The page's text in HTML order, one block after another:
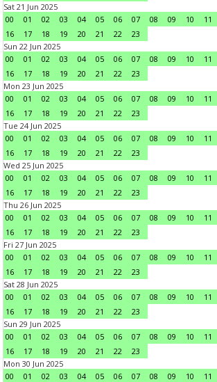
Sat 21 Jun 2025
00
01 02 03 04 05 06 07 08 09 10 11
16
17 18 19 20 21 22
23
Sun 22 Jun 2025
00
01 02 03 04 05 06 07 08 09 10 11
16
17 18 19 20 21 22
23
Mon 23 Jun 2025
00
01 02 03 04 05 06 07 08 09 10 11
16
17 18 19 20 21 22
23
Tue 24 Jun 2025
00
01 02 03 04 05 06 07 08 09 10 11
16
17 18 19 20 21 22
23
Wed 25 Jun 2025
00
01 02 03 04 05 06 07 08 09 10 11
16
17 18 19 20 21 22
23
Thu 26 Jun 2025
00
01 02 03 04 05 06 07 08 09 10 11
16
17 18 19 20 21 22
23
Fri 27 Jun 2025
00
01 02 03 04 05 06 07 08 09 10 11
16
17 18 19 20 21 22
23
Sat 28 Jun 2025
00
01 02 03 04 05 06 07 08 09 10 11
16
17 18 19 20 21 22
23
Sun 29 Jun 2025
00
01 02 03 04 05 06 07 08 09 10 11
16
17 18 19 20 21 22
23
Mon 30 Jun 2025
00
01 02 03 04 05 06 07 08 09 10 11